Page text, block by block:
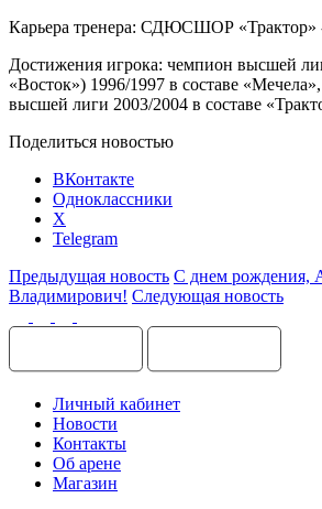
Карьера тренера: СДЮСШОР «Трактор»
Достижения игрока: чемпион высшей
«Восток») 1996/1997 в составе
высшей лиги 2003/2004 в составе
Поделиться новостью
ВКонтакте
Одноклассники
X
Telegram
Предыдущая новость С днем рождения,
Владимирович! Следующая новость
Личный кабинет
Новости
Контакты
Об арене
Магазин